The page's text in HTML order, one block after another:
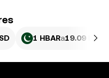
1 HBARa19.09 PKR